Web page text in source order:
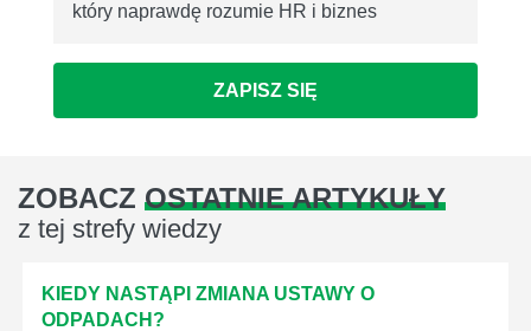
który naprawdę rozumie HR i biznes
ZAPISZ SIĘ
ZOBACZ OSTATNIE ARTYKUŁY
z tej strefy wiedzy
KIEDY NASTĄPI ZMIANA USTAWY O
ODPADACH?